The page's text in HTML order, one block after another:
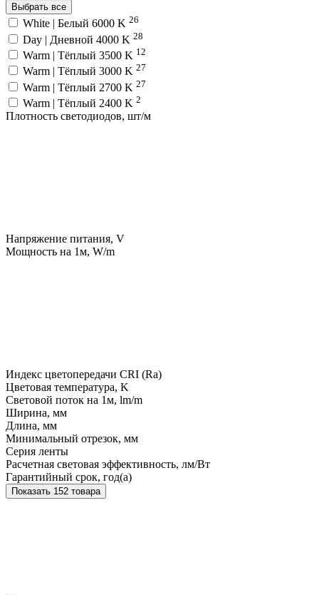
Выбрать все
White | Белый 6000 K 26
Day | Дневной 4000 K 28
Warm | Тёплый 3500 K 12
Warm | Тёплый 3000 K 27
Warm | Тёплый 2700 K 27
Warm | Тёплый 2400 K 2
Плотность светодиодов, шт/м
Напряжение питания, V
Мощность на 1м, W/m
Индекс цветопередачи CRI (Ra)
Цветовая температура, K
Световой поток на 1м, lm/m
Ширина, мм
Длина, мм
Минимальный отрезок, мм
Серия ленты
Расчетная световая эффективность, лм/Вт
Гарантийный срок, год(а)
Показать 152 товара